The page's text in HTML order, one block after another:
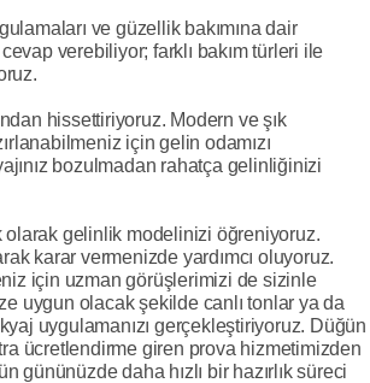
ve güzellik bakımına dair
verebiliyor; farklı bakım türleri ile
hissettiriyoruz. Modern ve şık
için gelin odamızı
bozulmadan rahatça gelinliğinizi
olarak gelinlik modelinizi öğreniyoruz.
karar vermenizde yardımcı oluyoruz.
için uzman görüşlerimizi de sizinle
uygun olacak şekilde canlı tonlar ya da
uygulamanızı gerçekleştiriyoruz. Düğün
ücretlendirme giren prova hizmetimizden
daha hızlı bir hazırlık süreci